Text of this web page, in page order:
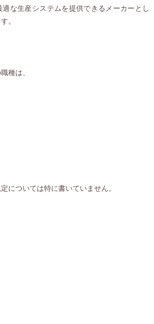
な生産システムを提供できるメーカーとし
。
種は、
については特に書いていません。